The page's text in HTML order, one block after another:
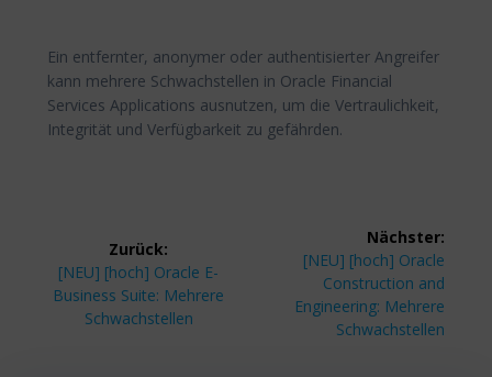
Ein entfernter, anonymer oder authentisierter Angreifer
kann mehrere Schwachstellen in Oracle Financial
Services Applications ausnutzen, um die Vertraulichkeit,
Integrität und Verfügbarkeit zu gefährden.
Zurück:
Vorheriger
Beitrag:
[NEU] [hoch] Oracle E-
Business Suite: Mehrere
Schwachstellen
Nächster:
Nächster
Beitrag:
[NEU] [hoch] Oracle
Construction and
Engineering: Mehrere
Schwachstellen